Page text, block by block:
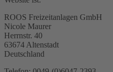
ROOS Freizeitanlagen GmbH
Nicole Maurer
Herrnstr. 40
63674 Altenstadt
Deutschland